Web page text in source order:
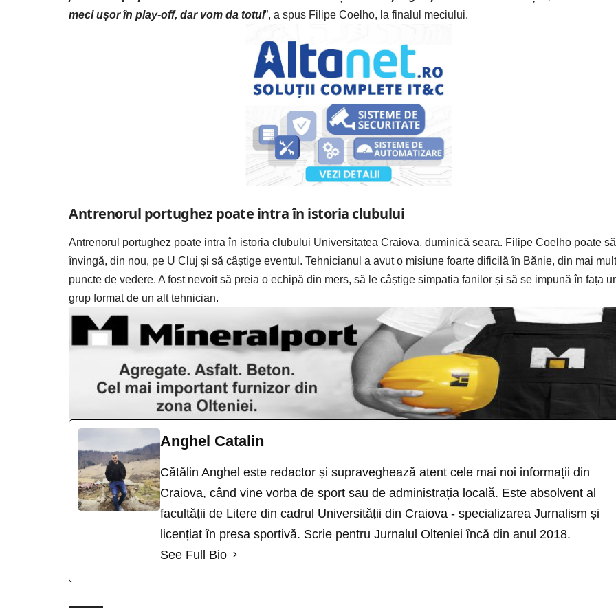
meci ușor în play-off, dar vom da totul”, a spus Filipe Coelho, la finalul meciului.
Antrenorul portughez poate intra în istoria clubului
Antrenorul portughez poate intra în istoria clubului Universitatea Craiova, duminică seara. Filipe Coelho poate
învingă, din nou, pe U Cluj și să câștige eventul. Tehnicianul a avut o misiune foarte dificilă în Bănie, din mai
puncte de vedere. A fost nevoit să preia o echipă din mers, să le câștige simpatia fanilor și să se impună în fața
grup format de un alt tehnician.
Anghel Catalin
Cătălin Anghel este redactor și supraveghează atent cele mai noi informații din
Craiova, când vine vorba de sport sau de administrația locală. Este absolvent al
facultății de Litere din cadrul Universității din Craiova - specializarea Jurnalism și
licențiat în presa sportivă. Scrie pentru Jurnalul Olteniei încă din anul 2018.
See Full Bio